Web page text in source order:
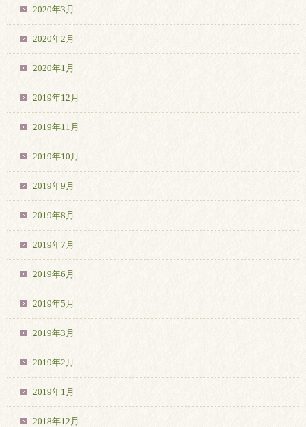
2020年3月
2020年2月
2020年1月
2019年12月
2019年11月
2019年10月
2019年9月
2019年8月
2019年7月
2019年6月
2019年5月
2019年3月
2019年2月
2019年1月
2018年12月